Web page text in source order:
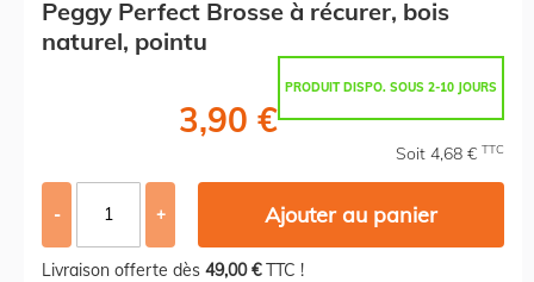
Peggy Perfect Brosse à récurer, bois
naturel, pointu
PRODUIT DISPO. SOUS 2-10 JOURS
3,90 €
Soit 4,68 € TTC
- + Ajouter au panier
Livraison offerte dès 49,00 €TTC !